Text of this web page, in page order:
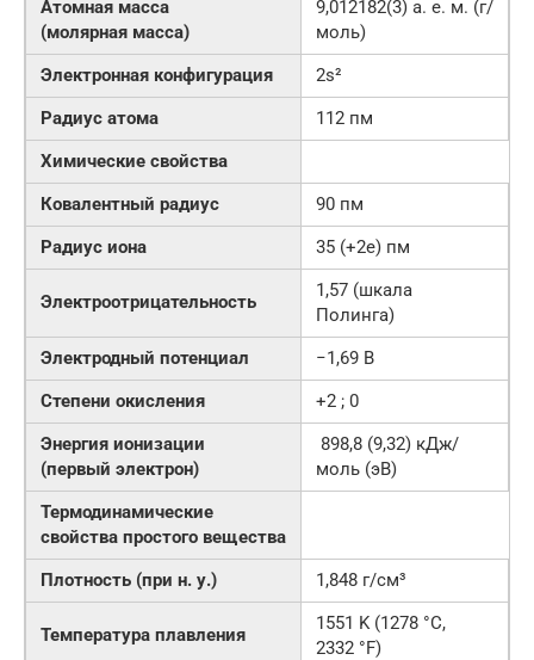
Атомная масса
(молярная масса)
9,012182(3) а. е. м. (г/
моль)
Электронная конфигурация
2s²
Радиус атома
112 пм
Химические свойства
Ковалентный радиус
90 пм
Радиус иона
35 (+2e) пм
Электроотрицательность
1,57 (шкала
Полинга)
Электродный потенциал
−1,69 В
Степени окисления
+2 ; 0
Энергия ионизации
(первый электрон)
898,8 (9,32) кДж/
моль (эВ)
Термодинамические
свойства простого вещества
Плотность (при н. у.)
1,848 г/см³
Температура плавления
1551 K (1278 °C,
2332 °F)